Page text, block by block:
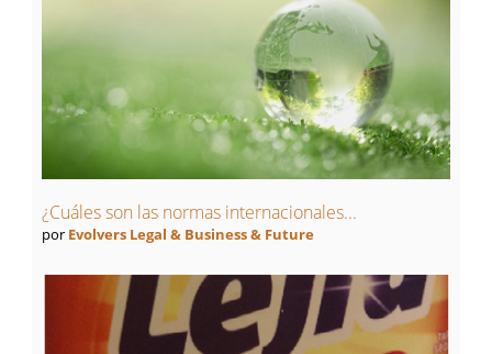
¿Cuáles son las normas internacionales...
por Evolvers Legal & Business & Future